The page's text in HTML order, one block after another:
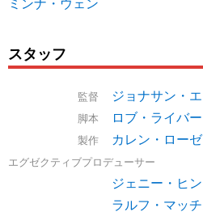
スタッフ
監督 ジョナサン・
脚本 ロブ・ライバー
製作 カレン・ロー
エグゼクティブプロデューサー
ジェニー・ヒ
ラルフ・マッ